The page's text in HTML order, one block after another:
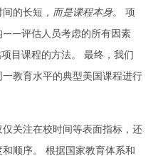
的长短， 而是课程本身。 项
——评估人员考虑的所有因素
目课程的方法。 最终，我们
教育水平的典型美国课程进行
关注在校时间等表面指标，还
顺序。 根据国家教育体系和